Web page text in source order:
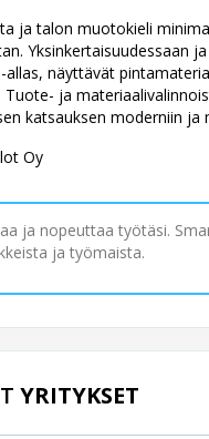
ja talon muotokieli
Yksinkertaisuudessaan
näyttävät
Tuote- ja
katsauksen moderniin ja
Oy
ja nopeuttaa työtäsi.
ja työmaista.
YRITYKSET